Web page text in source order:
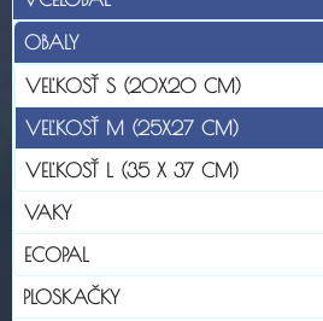
OBALY
VEĽKOSŤ S (20X20 CM)
VEĽKOSŤ M (25X27 CM)
VEĽKOSŤ L (35 X 37 CM)
VAKY
ECOPAL
PLOSKAČKY